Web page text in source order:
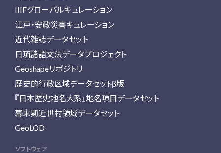
IIIFグローバルキュレーション
江戸・安政災害キュレーション
近代雑誌データセット
日琉諸語文法データプロジェクト
Geoshapeリポジトリ
歴史的行政区域データセットβ版
『日本歴史地名大系』地名項目データセット
幕末期近世村領域データセット
GeoLOD
ソフトウェア